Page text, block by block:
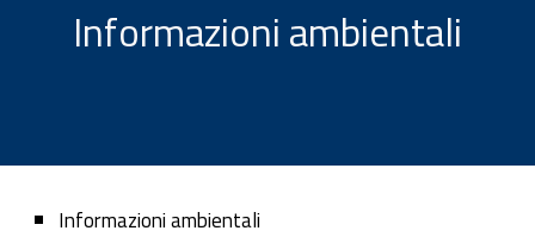
Informazioni ambientali
Informazioni ambientali